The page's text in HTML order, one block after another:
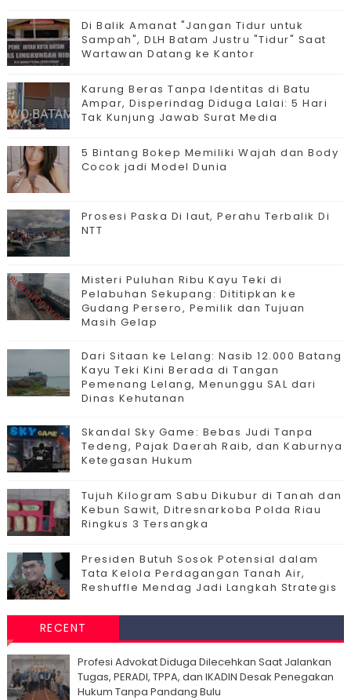
Di Balik Amanat "Jangan Tidur untuk
Sampah", DLH Batam Justru "Tidur" Saat
Wartawan Datang ke Kantor
Karung Beras Tanpa Identitas di Batu
Ampar, Disperindag Diduga Lalai: 5 Hari
Tak Kunjung Jawab Surat Media
5 Bintang Bokep Memiliki Wajah dan Body
Cocok jadi Model Dunia
Prosesi Paska Di laut, Perahu Terbalik Di
NTT
Misteri Puluhan Ribu Kayu Teki di
Pelabuhan Sekupang: Dititipkan ke
Gudang Persero, Pemilik dan Tujuan
Masih Gelap
Dari Sitaan ke Lelang: Nasib 12.000 Batang
Kayu Teki Kini Berada di Tangan
Pemenang Lelang, Menunggu SAL dari
Dinas Kehutanan
Skandal Sky Game: Bebas Judi Tanpa
Tedeng, Pajak Daerah Raib, dan Kaburnya
Ketegasan Hukum
Tujuh Kilogram Sabu Dikubur di Tanah dan
Kebun Sawit, Ditresnarkoba Polda Riau
Ringkus 3 Tersangka
Presiden Butuh Sosok Potensial dalam
Tata Kelola Perdagangan Tanah Air,
Reshuffle Mendag Jadi Langkah Strategis
RECENT
Profesi Advokat Diduga Dilecehkan Saat Jalankan
Tugas, PERADI, TPPA, dan IKADIN Desak Penegakan
Hukum Tanpa Pandang Bulu